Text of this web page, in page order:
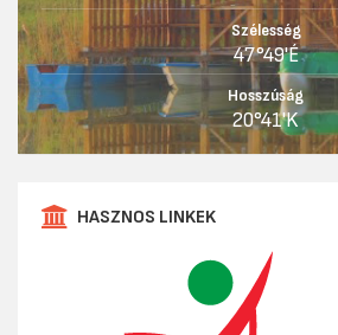
Szélesség
47°49'É
Hosszúság
20°41'K
HASZNOS LINKEK